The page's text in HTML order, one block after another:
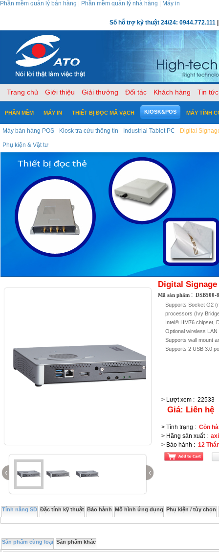
Phần mềm quản lý bán hàng Phần mềm quản lý nhà hàng Máy in
Số hỗ trợ kỹ thuật 24/24: 0944.772.111
Trang chủ Giới thiệu Giải thưởng Đối tác Khách hàng Tin tức
PHẦN MỀM MÁY IN THIẾT BỊ ĐỌC MÃ VẠCH KIOSK&POS
Máy bán hàng POS Kiosk tra cứu thông tin Industrial Tablet PC Digital
Phụ kiện & Vật tư
MÁY TÍNH
‹ ‹
Digital Signage
Mã sản phẩm : DSB500-
Supports Socket G2
processors (Ivy
Intel® HM76 chipset,
Optional wireless
Supports wall mount
Supports 2 USB 3.0
> Lượt xem : 22533
Giá: Liên hệ
> Tình trạng : Còn
> Hãng sản xuất:
> Bảo hành : 12
Tính năng SD Đặc tính kỹ thuật Bảo hành Mô hình ứng dụng Phụ kiện / tùy chọn
Sản phẩm cùng loại Sản phẩm khác